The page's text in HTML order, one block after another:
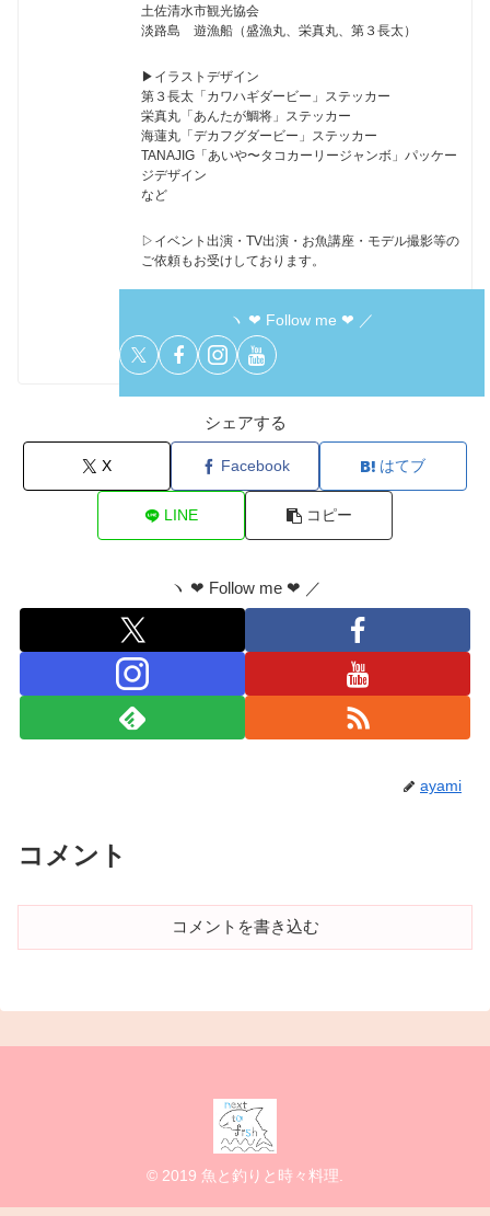
土佐清水市観光協会
淡路島 遊漁船（盛漁丸、栄真丸、第３長太）
▶︎イラストデザイン
第３長太「カワハギダービー」ステッカー
栄真丸「あんたが鯛将」ステッカー
海蓮丸「デカフグダービー」ステッカー
TANAJIG「あいや〜タコカーリージャンボ」パッケー
ジデザイン
など
▷イベント出演・TV出演・お魚講座・モデル撮影等の
ご依頼もお受けしております。
ヽ ❤︎ Follow me ❤︎ ／
シェアする
X Facebook はてブ
LINE コピー
ヽ ❤︎ Follow me ❤︎ ／
ayami
コメント
コメントを書き込む
© 2019 魚と釣りと時々料理.